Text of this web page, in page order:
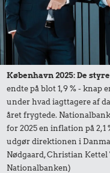
0,05 kr.
Tyggegummi
København 2025: De
endte på blot 1,9 % - knap
under hvad iagttagere af
året frygtede.
for 2025 en inflation på
udgør direktionen i
Nødgaard, Christian
Nationalbanken)